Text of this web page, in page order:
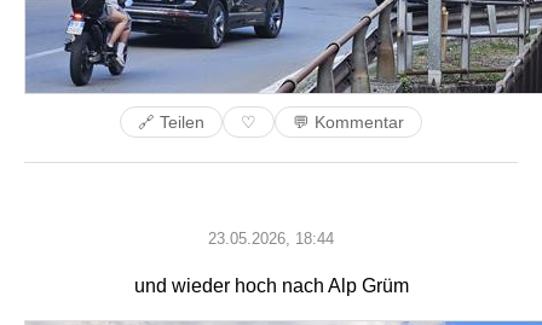
🔗 Teilen ♡ 💬 Kommentar
23.05.2026, 18:44
und wieder hoch nach Alp Grüm